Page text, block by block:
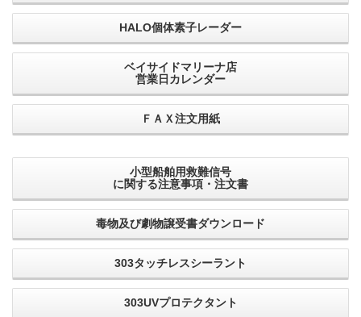
HALO個体素子レーダー
ベイサイドマリーナ店
営業日カレンダー
ＦＡＸ注文用紙
小型船舶用救難信号
に関する注意事項・注文書
毒物及び劇物譲受書ダウンロード
303タッチレスシーラント
303UVプロテクタント